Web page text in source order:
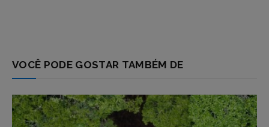
VOCÊ PODE GOSTAR TAMBÉM DE